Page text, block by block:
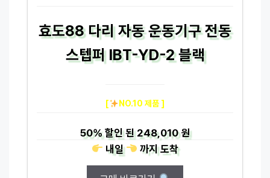
효도88 다리 자동 운동기구 전동
스텝퍼 IBT-YD-2 블랙
[ NO.10 제품 ]
50%할인 된248,010 원
내일
까지도착